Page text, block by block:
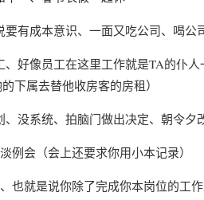
要有成本意识、一面又吃公司、喝公
、好像员工在这里工作就是TA的仆
下属去替他收房客的房租）
、没系统、拍脑门做出决定、朝令夕
例会（会上还要求你用小本记录）
也就是说你除了完成你本岗位的工